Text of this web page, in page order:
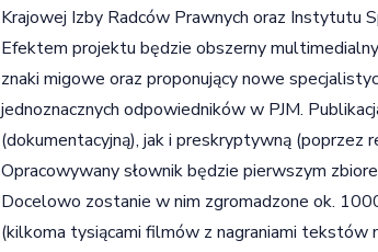
Krajowej Izby Radców Prawnych oraz Instytutu
Efektem projektu będzie obszerny
znaki migowe oraz proponujący nowe
jednoznacznych odpowiedników w PJM.
(dokumentacyjną), jak i preskryptywną
Opracowywany słownik będzie pierwszym
Docelowo zostanie w nim zgromadzone ok.
(kilkoma tysiącami filmów z nagraniami tekstów